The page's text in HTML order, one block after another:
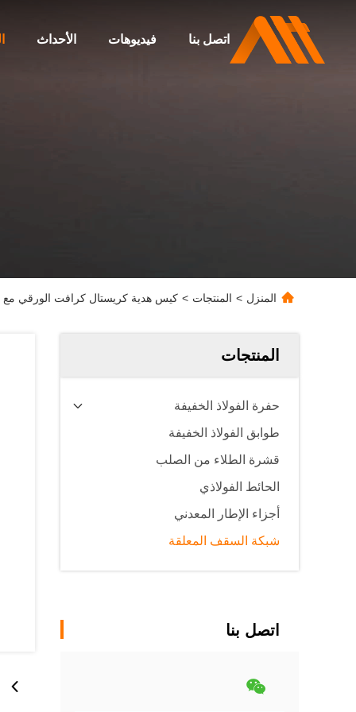
الأحداث فيديوهات اتصل بنا
المنزل > المنتجات > كيس هدية كريستال كرافت الورقي مع
المنتجات
حفرة الفولاذ الخفيفة
طوابق الفولاذ الخفيفة
قشرة الطلاء من الصلب
الحائط الفولاذي
أجزاء الإطار المعدني
شبكة السقف المعلقة
اتصل بنا